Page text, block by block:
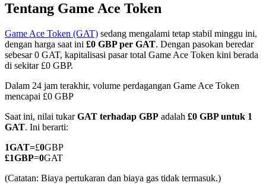
COIN-M Berjangka
Mata Uang Kripto Berjangka
TradFi
Derivatif saham, forex, logam mulia, dan komoditas
Tentang Game Ace Token
Game Ace Token (GAT) sedang mengalami tetap stabil minggu ini,
dengan harga saat ini £0 GBP per GAT. Dengan pasokan beredar
sebesar 0 GAT, kapitalisasi pasar total Game Ace Token kini berada
di sekitar £0 GBP.
Dalam 24 jam terakhir, volume perdagangan Game Ace Token
mencapai £0 GBP
Saat ini, nilai tukarGAT terhadap GBP adalah £0 GBP untuk 1
GAT. Ini berarti:
1GAT=£0GBP
£1GBP=0GAT
(Catatan: Biaya pertukaran dan biaya gas tidak termasuk.)